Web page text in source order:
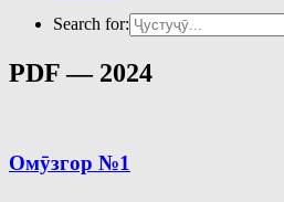
Search for:
PDF — 2024
Омӯзгор №1